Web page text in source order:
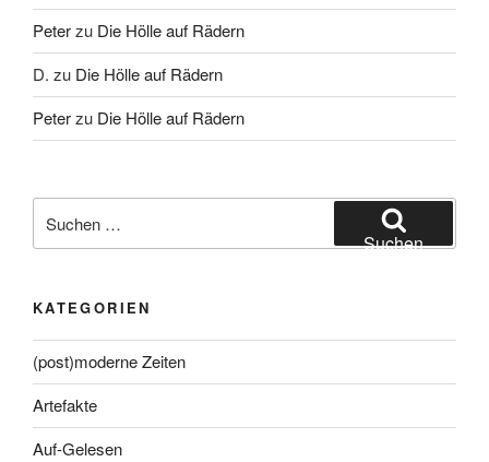
Peterzu Die Hölle auf Rädern
D. zu Die Hölle auf Rädern
Peterzu Die Hölle auf Rädern
nach:
Suchen
KATEGORIEN
(post)moderne Zeiten
Artefakte
Auf-Gelesen